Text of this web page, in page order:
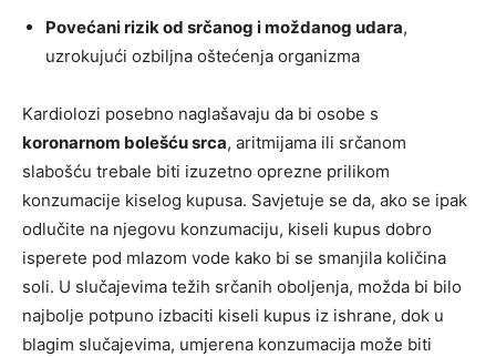
Povećani rizik od srčanog i moždanog udara,
uzrokujući ozbiljna oštećenja organizma
Kardiolozi posebno naglašavaju da bi osobe s
koronarnom bolešću srca, aritmijama ili srčanom
slabošću trebale biti izuzetno oprezne prilikom
konzumacije kiselog kupusa. Savjetuje se da, ako se ipak
odlučite na njegovu konzumaciju, kiseli kupus dobro
isperete pod mlazom vode kako bi se smanjila količina
soli. U slučajevima težih srčanih oboljenja, možda bi bilo
najbolje potpuno izbaciti kiseli kupus iz ishrane, dok u
blagim slučajevima, umjerena konzumacija može biti